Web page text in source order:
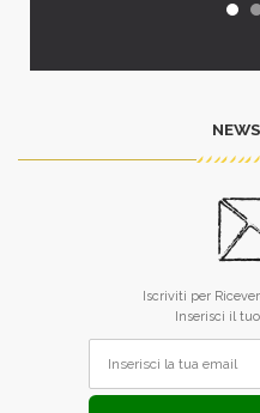
Iscriviti per
Inserisci il